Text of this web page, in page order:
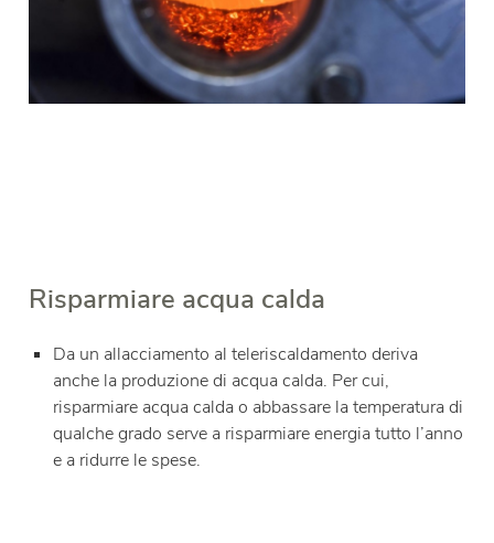
Risparmiare acqua calda
Da un allacciamento al teleriscaldamento deriva
anche la produzione di acqua calda. Per cui,
risparmiare acqua calda o abbassare la temperatura di
qualche grado serve a risparmiare energia tutto l’anno
e a ridurre le spese.